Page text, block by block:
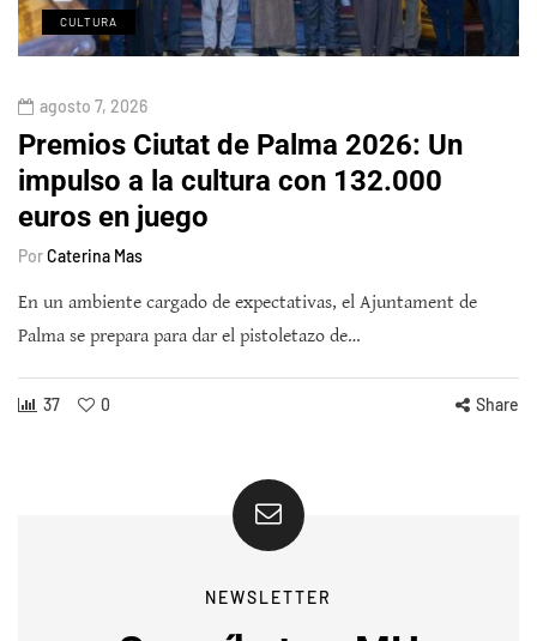
CULTURA
agosto 7, 2026
Premios Ciutat de Palma 2026: Un
impulso a la cultura con 132.000
euros en juego
PorCaterina Mas
En un ambiente cargado de expectativas, el Ajuntament de
Palma se prepara para dar el pistoletazo de…
37 0 Share
NEWSLETTER